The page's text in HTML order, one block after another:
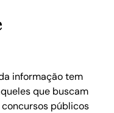
informação tem
que buscam
públicos